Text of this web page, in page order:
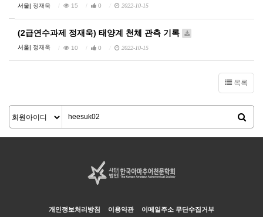
서울| 정재욱 15 0 2022-10-15
(2급연수과제 정재욱) 태양계 천체 관측 기록
서울| 정재욱 10 0 2022-10-15
목록
개인정보처리방침 이용약관 이메일주소 무단수집거부